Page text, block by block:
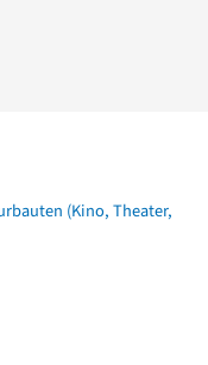
(Kino, Theater,